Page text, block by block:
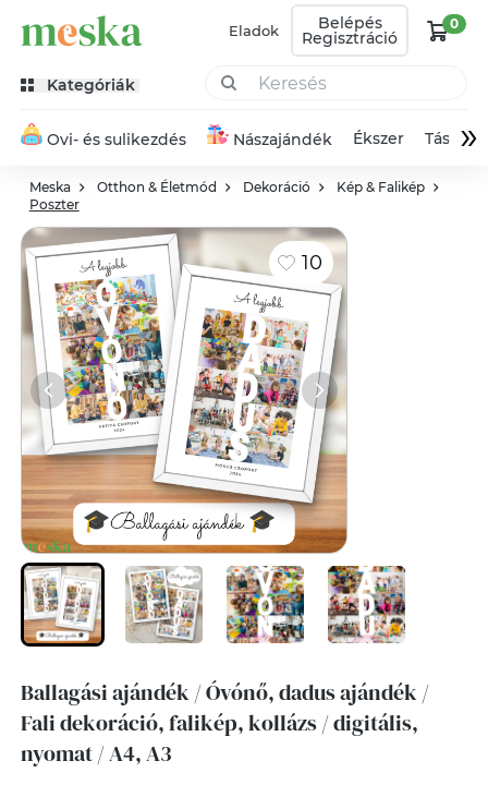
Eladok Belépés
Regisztráció
0
Kategóriák
Ovi- és sulikezdés Nászajándék Ékszer Táska»
Meska Otthon & Életmód Dekoráció
Kép & Falikép
Poszter
10
Ballagási ajándék / Óvónő, dadus ajándék /
Fali dekoráció, falikép, kollázs / digitális,
nyomat / A4, A3